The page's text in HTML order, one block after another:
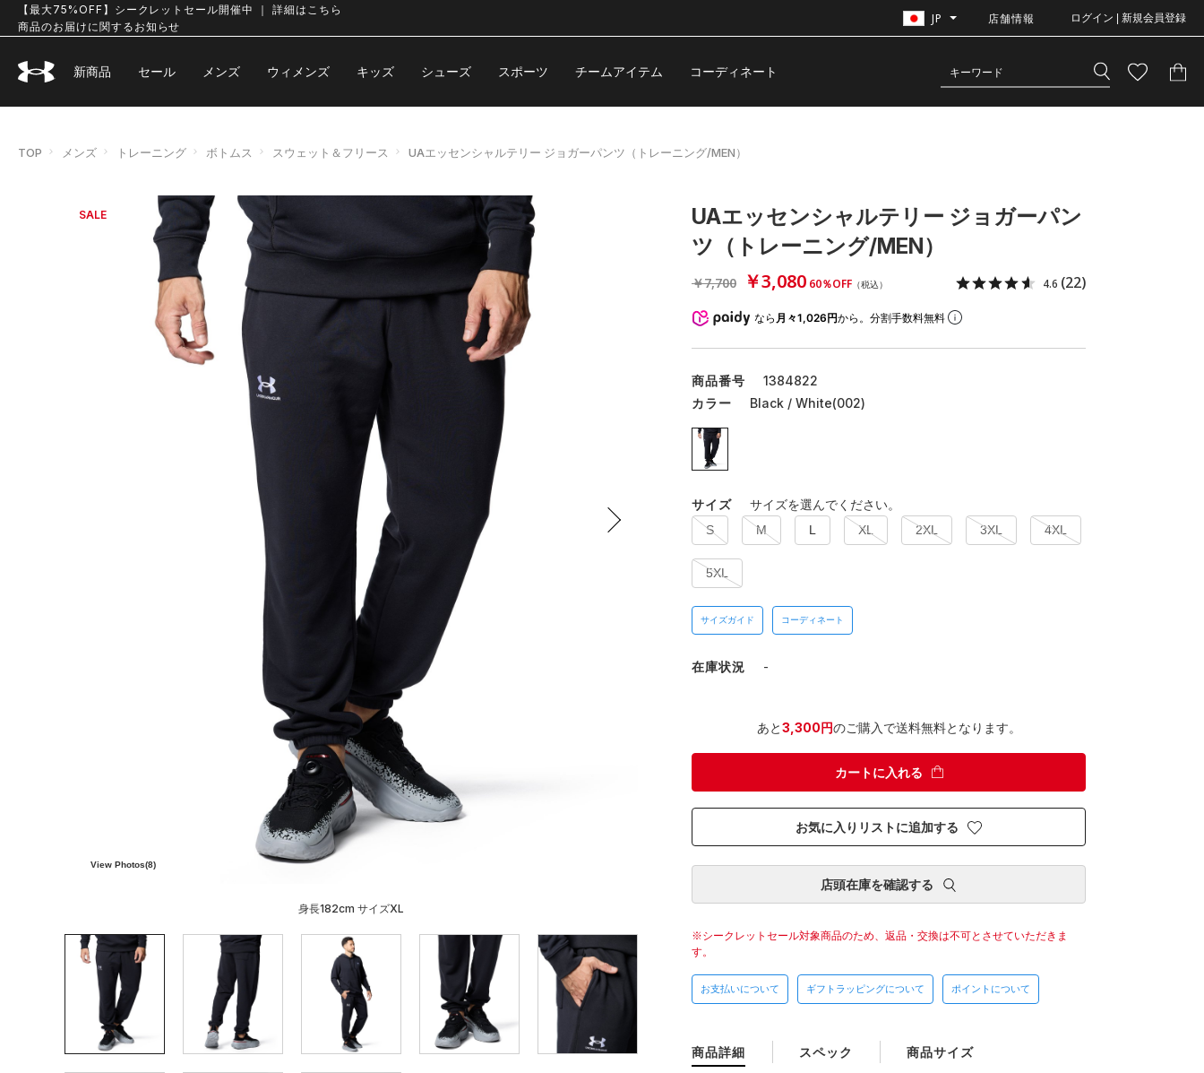
【最大75%OFF】シークレットセール開催中 ｜ 詳細はこちら
商品のお届けに関するお知らせ
JP 店舗情報 ログイン | 新規会員登録
新商品 セール メンズ ウィメンズ キッズ シューズ スポーツ チームアイテム コーディネート
TOP メンズ トレーニング ボトムス スウェット＆フリース UAエッセンシャルテリー ジョガーパンツ（トレーニング/MEN）
SALE
View Photos(8)
身長182cm サイズXL
UAエッセンシャルテリー ジョガーパン
ツ（トレーニング/MEN）
￥7,700 ￥3,080 60％OFF （税込） 4.6 (22)
なら 月々1,026円から。分割手数料無料
商品番号
1384822
カラー
Black / White(002)
サイズ サイズを選んでください。
S M L XL 2XL 3XL 4XL
5XL
サイズガイド コーディネート
在庫状況 -
あと3,300円のご購入で送料無料となります。
カートに入れる
お気に入りリストに追加する
店頭在庫を確認する
シークレットセール対象商品のため、返品・交換は不可とさせていただきま
す。
お支払いについて ギフトラッピングについて ポイントについて
商品詳細 スペック 商品サイズ